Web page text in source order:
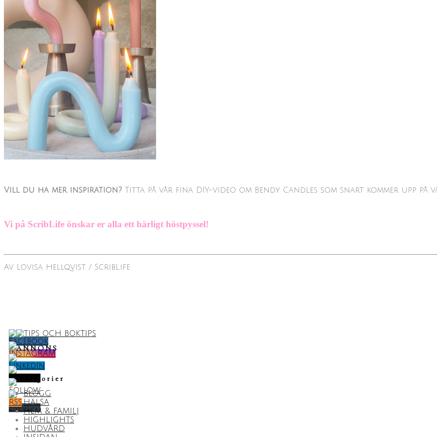
Vill du ha mer inspiration? Titta på vår fina DIY-video om Bendy Candles som snart kommer upp på
Vi på ScribLife önskar er alla ett härligt höstpyssel!
Av Lovisa Hellqvist / ScribLife
ANNONS
Kategorier
BLOGG
HÄLSA
HEM & FAMILJ
HIGHLIGHTS
HUDVÅRD